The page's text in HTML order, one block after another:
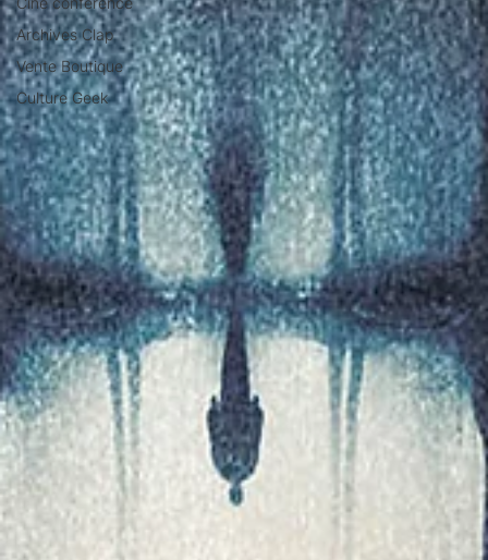
Archives Clap
Vente Boutique
Culture Geek